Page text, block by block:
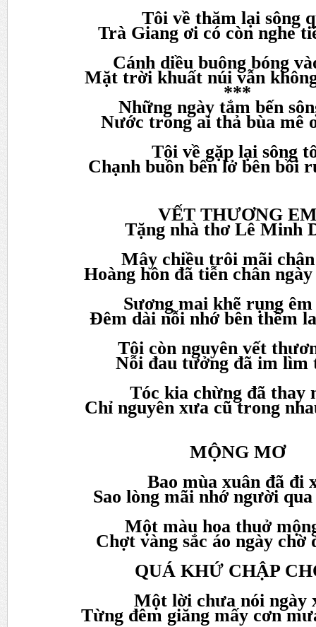
Tôi về thăm lại sông
Trà Giang ơi có còn nghe
Cánh diều buông bóng
Mặt trời khuất núi vẫn
***
Những ngày tắm bến
Nước trong ai thả bùa mê
Tôi về gặp lại sông
Chạnh buồn bên lở bên bồi
VẾT THƯƠNG
Tặng nhà thơ Lê Minh
Mây chiều trôi mãi
Hoàng hôn đã tiễn chân
Sương mai khẽ rụng
Đêm dài nỗi nhớ bên thềm
Tôi còn nguyên vết
Nỗi đau tưởng đã im lìm
Tóc kia chừng đã thay
Chỉ nguyên xưa cũ trong
MỘNG MƠ
Bao mùa xuân đã đi
Sao lòng mãi nhớ người
Một màu hoa thuở
Chợt vàng sắc áo ngày chờ
QUÁ KHỨ CHẬP
Một lời chưa nói ngày
Từng đêm giăng mấy cơn